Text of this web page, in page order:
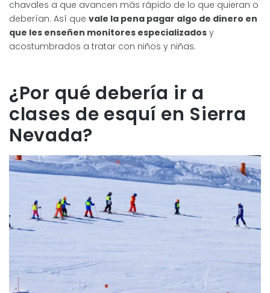
chavales a que avancen más rápido de lo que quieran o
deberían. Así que vale la pena pagar algo de dinero en
que les enseñen monitores especializados y
acostumbrados a tratar con niños y niñas.
¿Por qué debería ir a
clases de esquí en Sierra
Nevada?